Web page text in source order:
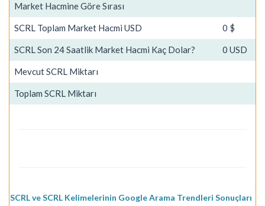
Market Hacmine Göre Sırası
SCRL Toplam Market Hacmi USD 0 $
SCRL Son 24 Saatlik Market Hacmi Kaç Dolar? 0 USD
Mevcut SCRL Miktarı
Toplam SCRL Miktarı
SCRL ve SCRL Kelimelerinin Google Arama Trendleri Sonuçları